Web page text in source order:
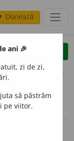
Donează
clear
opțiuni
ani 🎉
zi de zi,
să păstrăm
pe viitor.